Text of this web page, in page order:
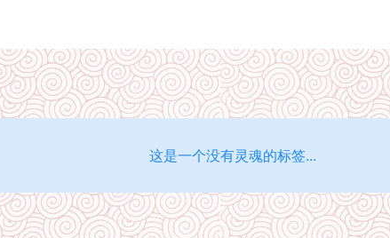
这是一个没有灵魂的标签...